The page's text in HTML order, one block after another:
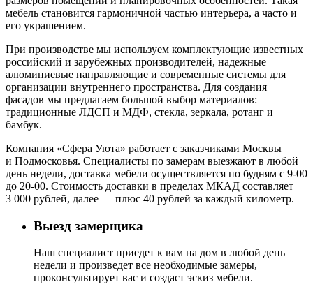
мебель становится гармоничной частью интерьера, а часто и
его украшением.
При производстве мы используем комплектующие известных
российский и зарубежных производителей, надежные
алюминиевые направляющие и современные системы для
организации внутреннего пространства. Для создания
фасадов мы предлагаем большой выбор материалов:
традиционные ЛДСП и МДФ, стекла, зеркала, ротанг и
бамбук.
Компания «Сфера Уюта» работает с заказчиками Москвы
и Подмосковья. Специалисты по замерам выезжают в любой
день недели, доставка мебели осуществляется по будням с 9-00
до 20-00. Стоимость доставки в пределах МКАД составляет
3 000 рублей, далее — плюс 40 рублей за каждый километр.
Выезд замерщика
Наш специалист приедет к вам на дом в любой день
недели и произведет все необходимые замеры,
проконсультирует вас и создаст эскиз мебели.